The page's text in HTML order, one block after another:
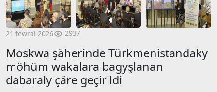
21 fewral 2026 2937
Moskwa şäherinde Türkmenistandaky
möhüm wakalara bagyşlanan
dabaraly çäre geçirildi